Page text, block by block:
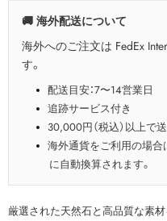
🚚 海外配送について
海外へのご注文は FedEx
す。
配送目安：7〜14営業日
追跡サービス付き
30,000円（税込）以上で
海外通貨をご利用の場合
に自動換算されます。
厳選された天然石と高品質な素